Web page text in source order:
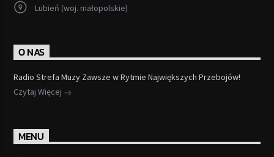
Lubień (woj. małopolskie)
O NAS
Radio Strefa Muzy Zawsze w Rytmie Największych Przebojów!
Czytaj Więcej
MENU